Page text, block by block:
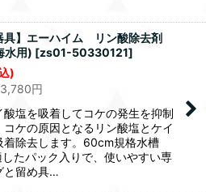
具】エーハイム リン酸除去剤
水用) [zs01-50330121]
)
3,780円
酸塩を吸着してコケの発生を抑制
ケの原因となるリン酸塩とケイ
着除去します。60cm規格水槽
したパック入りで、使いやすい専
と留め具…